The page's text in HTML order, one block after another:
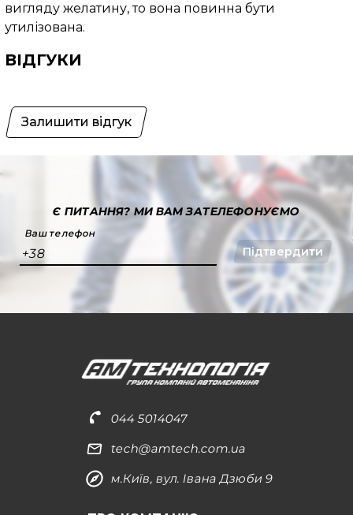
вигляду желатину, то вона повинна бути
утилізована.
ВІДГУКИ
Залишити відгук
Є ПИТАННЯ?МИ ВАМ ЗАТЕЛЕФОНУЄМО
Ваш телефон
+38 Підтвердити
044 5014047
tech@amtech.com.ua
м.Київ, вул. Івана Дзюби 9